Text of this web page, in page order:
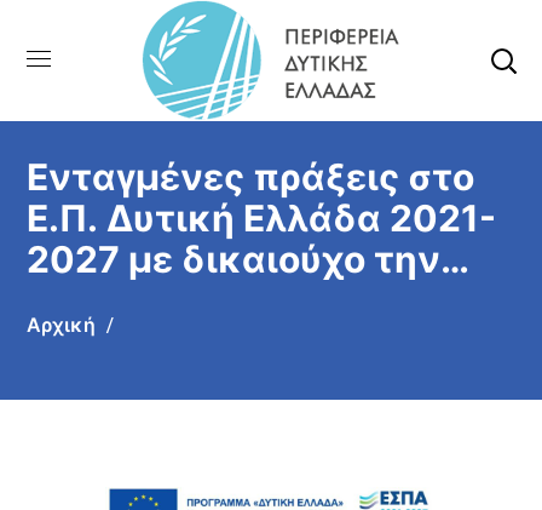
Ενταγμένες πράξεις στο
Ε.Π. Δυτική Ελλάδα 2021-
2027 με δικαιούχο την
Ελλάδας
Αρχική